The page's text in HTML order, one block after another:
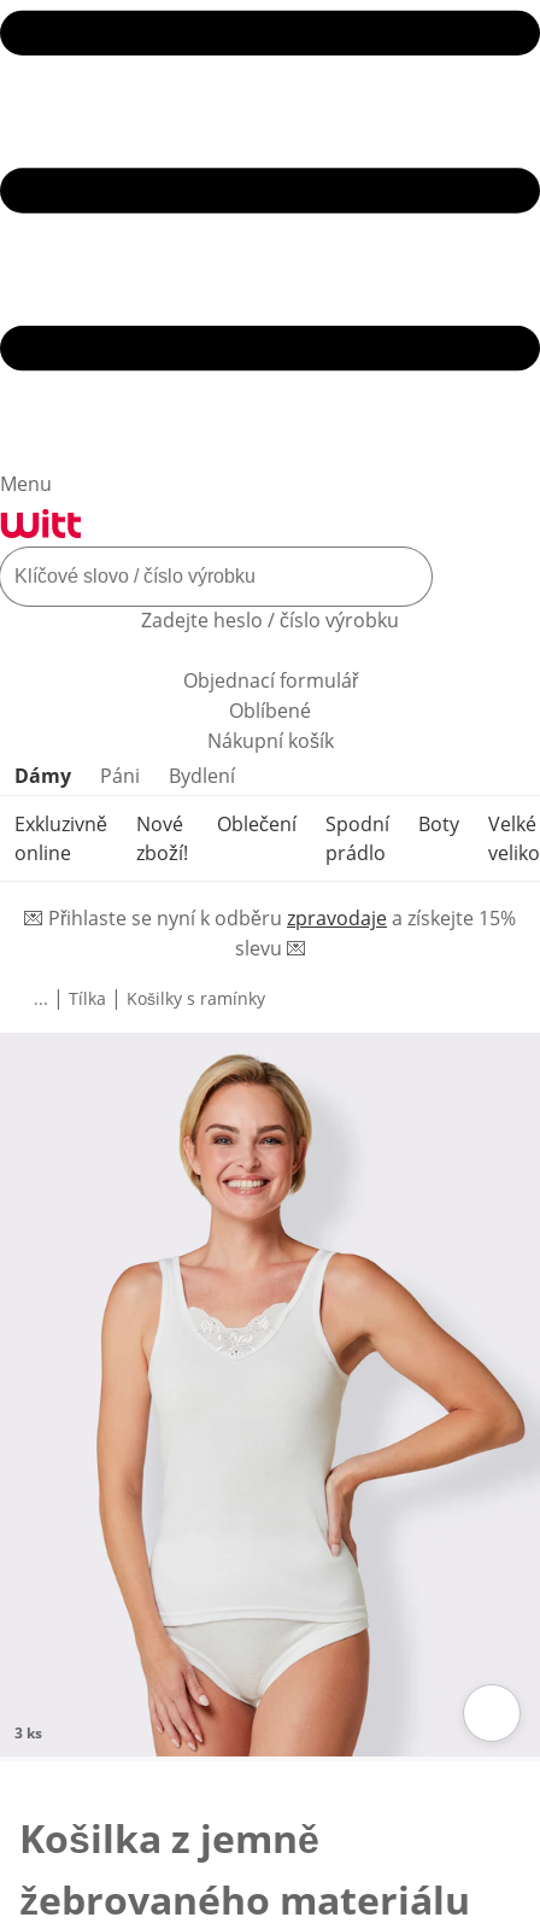
Menu
Zadejte heslo / číslo výrobku
Objednací formulář
Oblíbené
Nákupní košík
Přeskočit kategorie produktů
Dámy Páni
Bydlení
Exkluzivně
online
Nové
zboží!
Oblečení
Spodní
prádlo
Boty
Velké
💌 Přihlaste se nyní k odběru zpravodajea získejte 15%
slevu 💌
... | Tílka | Košilky s ramínky
3 ks
Košilka z jemně
žebrovaného materiálu